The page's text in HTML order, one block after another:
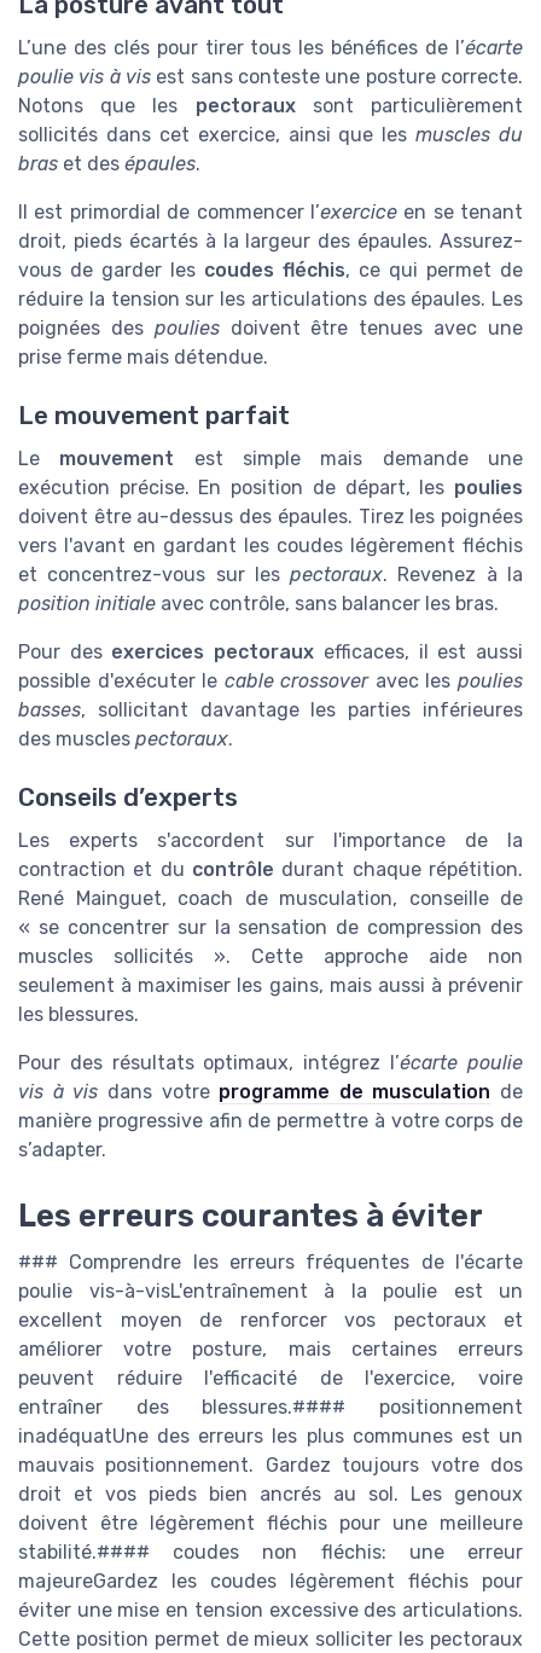
L’une des clés pour tirer tous les bénéfices de l’écarte
poulie vis à vis est sans conteste une posture correcte.
Notons que les pectorauxsont particulièrement
sollicités dans cet exercice, ainsi que lesmuscles du
bras et des épaules.
Il est primordial de commencer l’exerciceen se tenant
droit, pieds écartés à la largeur des épaules. Assurez-
vous de garder les coudes fléchis, ce qui permet de
réduire la tension sur les articulations des épaules. Les
poignées des pouliesdoivent être tenues avec une
prise ferme mais détendue.
Le mouvement parfait
Le mouvement est simple mais demande une
exécution précise. En position de départ, les poulies
doivent être au-dessus des épaules. Tirez les poignées
vers l'avant en gardant les coudes légèrement fléchis
et concentrez-vous sur lespectoraux. Revenez à la
position initiale avec contrôle, sans balancer les bras.
Pour des exercices pectoraux efficaces, il est aussi
possible d'exécuter le cable crossoveravec lespoulies
basses, sollicitant davantage les parties inférieures
des muscles pectoraux.
Conseils d’experts
Les experts s'accordent sur l'importance de la
contraction et du contrôle durant chaque répétition.
René Mainguet, coach de musculation, conseille de
« se concentrer sur la sensation de compression des
muscles sollicités ». Cette approche aide non
seulement à maximiser les gains, mais aussi à prévenir
les blessures.
Pour des résultats optimaux, intégrez l’écarte poulie
vis à vis dans votre programme de musculation de
manière progressive afin de permettre à votre corps de
s’adapter.
Les erreurs courantes à éviter
### Comprendre les erreurs fréquentes de l'écarte
poulie vis-à-visL'entraînement à la poulie est un
excellent moyen de renforcer vos pectoraux et
améliorer votre posture, mais certaines erreurs
peuvent réduire l'efficacité de l'exercice, voire
entraîner des blessures.#### positionnement
inadéquatUne des erreurs les plus communes est un
mauvais positionnement. Gardez toujours votre dos
droit et vos pieds bien ancrés au sol. Les genoux
doivent être légèrement fléchis pour une meilleure
stabilité.#### coudes non fléchis: une erreur
majeureGardez les coudes légèrement fléchis pour
éviter une mise en tension excessive des articulations.
Cette position permet de mieux solliciter les pectoraux